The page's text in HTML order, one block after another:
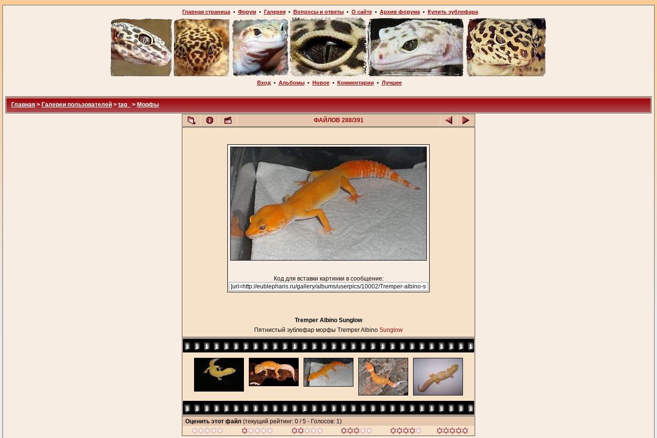
Главная страница• Форум• Галерея• Вопросы и ответы• О сайте• Архив форума• Купить эублефара
Вход • Альбомы• Новое• Комментарии • Лучшее
Главная > Галереи пользователей > tag_ > Морфы
ФАЙЛОВ 288/391
Код для вставки картинки в сообщение:
Tremper Albino Sunglow
Пятнистый эублефар морфы Tremper Albino Sunglow
Оценить этот файл (текущий рейтинг: 0 / 5 - Голосов: 1)